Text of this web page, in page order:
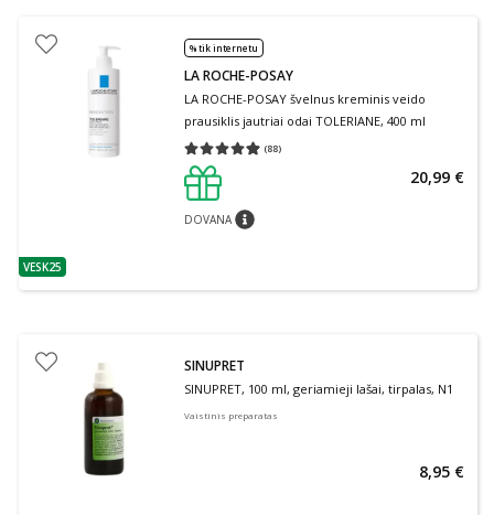
patarimas
VESK25
% tik internetu
LA ROCHE-POSAY
LA ROCHE-POSAY švelnus kreminis veido
prausiklis jautriai odai TOLERIANE, 400 ml
(88)
Vidutinis įvertinimas 4.91
DOVANApatarimas
20,99 €
SINUPRET
SINUPRET, 100 ml, geriamieji lašai, tirpalas, N1
Vaistinis preparatas
8,95 €